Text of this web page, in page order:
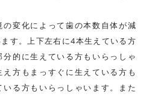
変化によって歯の本数自体が減
す。上下左右に4本生えている方
的に生えている方もいらっしゃ
方もまっすぐに生えている方も
る方もいらっしゃいます。また